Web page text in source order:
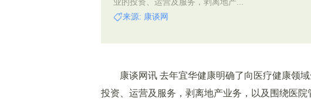
来源: 康谈网
康谈网讯 去年宜华健康明确了向医疗健康领域
投资、运营及服务，剥离地产业务，以及围绕医